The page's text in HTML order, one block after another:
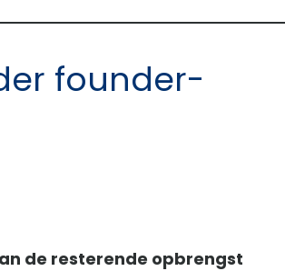
founder-
de resterende opbrengst